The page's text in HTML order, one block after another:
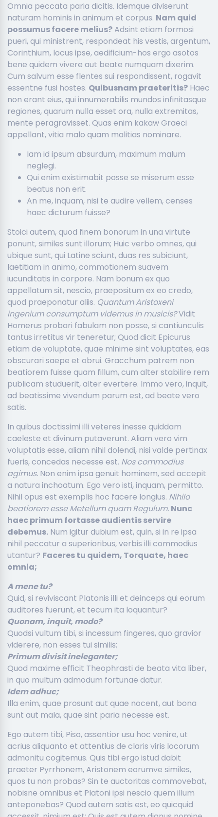
Omnia peccata paria dicitis. Idemque diviserunt
naturam hominis in animum et corpus. Nam quid
possumus facere melius?Adsint etiam formosi
pueri, qui ministrent, respondeat his vestis, argentum,
Corinthium, locus ipse, aedificium-hos ergo asotos
bene quidem vivere aut beate numquam dixerim.
Cum salvum esse flentes sui respondissent, rogavit
essentne fusi hostes. Quibusnam praeteritis? Haec
non erant eius, qui innumerabilis mundos infinitasque
regiones, quarum nulla esset ora, nulla extremitas,
mente peragravisset. Quas enim kakaw Graeci
appellant, vitia malo quam malitias nominare.
Iam id ipsum absurdum, maximum malum
neglegi.
Qui enim existimabit posse se miserum esse
beatus non erit.
An me, inquam, nisi te audire vellem, censes
haec dicturum fuisse?
Stoici autem, quod finem bonorum in una virtute
ponunt, similes sunt illorum; Huic verbo omnes, qui
ubique sunt, qui Latine sciunt, duas res subiciunt,
laetitiam in animo, commotionem suavem
iucunditatis in corpore. Nam bonum ex quo
appellatum sit, nescio, praepositum ex eo credo,
quod praeponatur aliis. Quantum Aristoxeni
ingenium consumptum videmus in musicis?Vidit
Homerus probari fabulam non posse, si cantiunculis
tantus irretitus vir teneretur; Quod dicit Epicurus
etiam de voluptate, quae minime sint voluptates, eas
obscurari saepe et obrui. Gracchum patrem non
beatiorem fuisse quam fillum, cum alter stabilire rem
publicam studuerit, alter evertere. Immo vero, inquit,
ad beatissime vivendum parum est, ad beate vero
satis.
In quibus doctissimi illi veteres inesse quiddam
caeleste et divinum putaverunt. Aliam vero vim
voluptatis esse, aliam nihil dolendi, nisi valde pertinax
fueris, concedas necesse est. Nos commodius
agimus. Non enim ipsa genuit hominem, sed accepit
a natura inchoatum. Ego vero isti, inquam, permitto.
Nihil opus est exemplis hoc facere longius. Nihilo
beatiorem esse Metellum quam Regulum. Nunc
haec primum fortasse audientis servire
debemus. Num igitur dubium est, quin, si in re ipsa
nihil peccatur a superioribus, verbis illi commodius
utantur? Faceres tu quidem, Torquate, haec
omnia;
A mene tu?
Quid, si reviviscant Platonis illi et deinceps qui eorum
auditores fuerunt, et tecum ita loquantur?
Quonam, inquit, modo?
Quodsi vultum tibi, si incessum fingeres, quo gravior
viderere, non esses tui similis;
Primum divisit ineleganter;
Quod maxime efficit Theophrasti de beata vita liber,
in quo multum admodum fortunae datur.
Idem adhuc;
Illa enim, quae prosunt aut quae nocent, aut bona
sunt aut mala, quae sint paria necesse est.
Ego autem tibi, Piso, assentior usu hoc venire, ut
acrius aliquanto et attentius de claris viris locorum
admonitu cogitemus. Quis tibi ergo istud dabit
praeter Pyrrhonem, Aristonem eorumve similes,
quos tu non probas? Sin te auctoritas commovebat,
nobisne omnibus et Platoni ipsi nescio quem illum
anteponebas? Quod autem satis est, eo quicquid